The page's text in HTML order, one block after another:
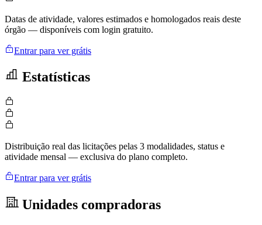
Datas de atividade, valores estimados e homologados reais deste
órgão — disponíveis com login gratuito.
Entrar para ver grátis
Estatísticas
Distribuição real das licitações pelas 3 modalidades, status e
atividade mensal — exclusiva do plano completo.
Entrar para ver grátis
Unidades compradoras